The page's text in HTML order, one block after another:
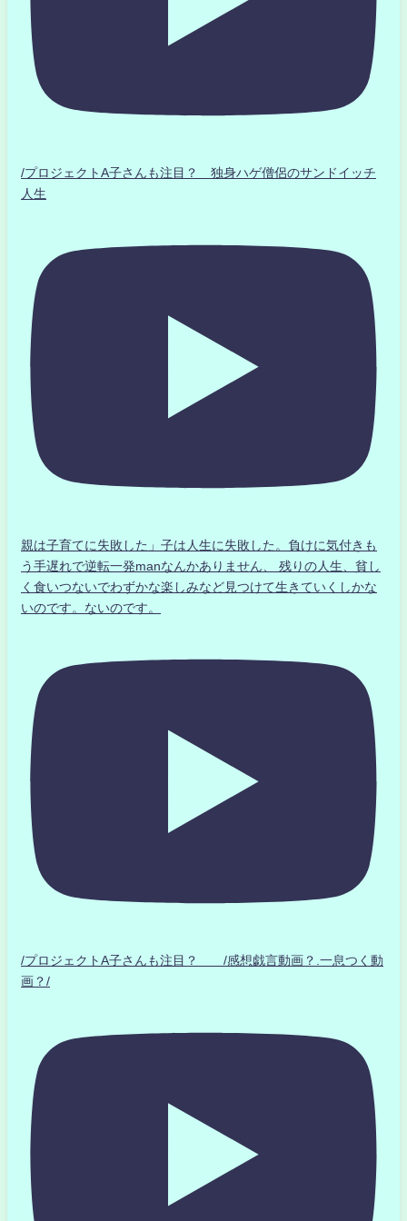
/プロジェクトA子さんも注目？ 独身ハゲ僧侶のサンドイッチ
人生
親は子育てに失敗した」子は人生に失敗した。負けに気付きも
う手遅れで逆転一発manなんかありません、 残りの人生、貧し
く食いつないでわずかな楽しみなど見つけて生きていくしかな
いのです。ないのです。
/プロジェクトA子さんも注目？ /感想戯言動画？.一息つく動
画？/